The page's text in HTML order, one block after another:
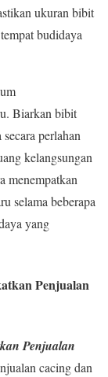
ukuran bibit
budidaya
Biarkan bibit
perlahan
kelangsungan
menempatkan
selama beberapa
yang
Penjualan
Penjualan
cacing dan